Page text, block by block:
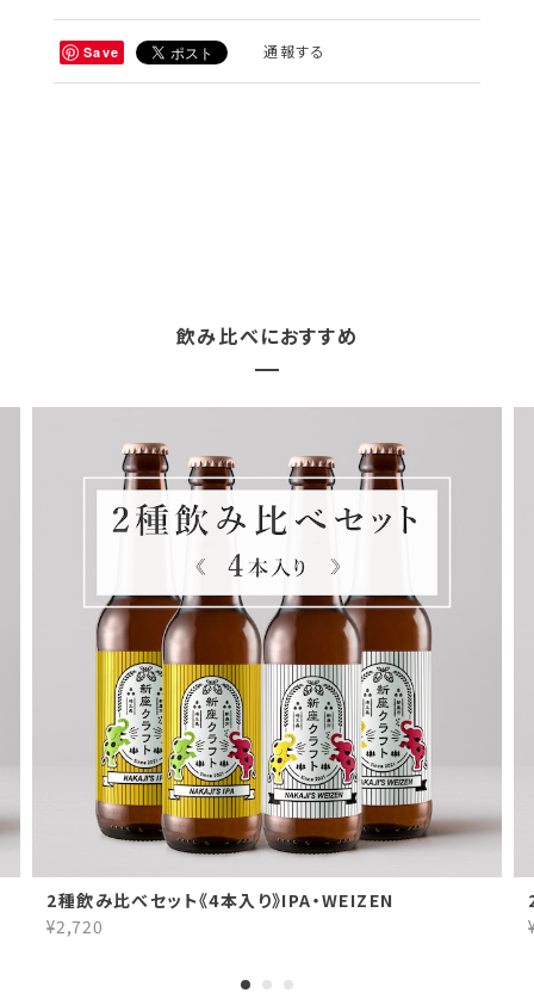
Save 通報する
飲み比べにおすすめ
2種飲み比べセット《4本入り》IPA・WEIZEN
¥2,720